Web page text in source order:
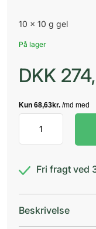
10 x 10 g gel
På lager
DKK
ukonserveret
2%
Fri fragt ved
Beskrivelse